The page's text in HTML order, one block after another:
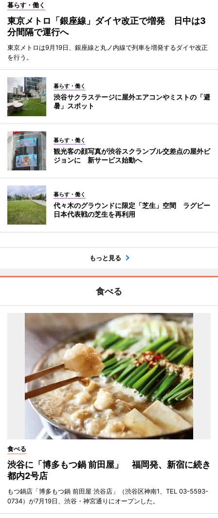
暮らす・働く
東京メトロ「銀座線」ダイヤ改正で増発 日中は3
分間隔で運行へ
東京メトロは9月19日、銀座線と丸ノ内線で列車を増発するダイヤ改正
を行う。
暮らす・働く
渋谷サクラステージに屋外エアコンやミストの「避
暑」スポット
暮らす・働く
観光客の顔写真が渋谷スクランブル交差点の屋外ビ
ジョンに 新サービス始動へ
暮らす・働く
代々木のグラウンドに限定「芝生」空間 ラグビー
日本代表戦の芝生を再利用
もっと見る
食べる
食べる
渋谷に「博多もつ鍋 前田屋」 福岡発、新宿に続き
都内2号店
もつ鍋店「博多もつ鍋 前田屋 渋谷店」（渋谷区神南1、TEL 03-5593-
0734）が7月19日、渋谷・神宮通りにオープンした。